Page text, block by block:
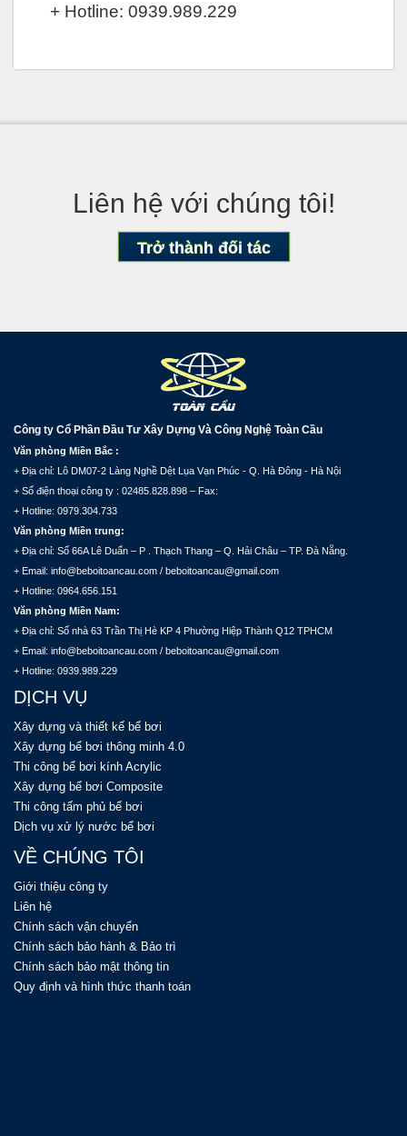
+ Hotline: 0939.989.229
Liên hệ với chúng tôi!
Trở thành đối tác
Công ty Cổ Phần Đầu Tư Xây Dựng Và Công Nghệ Toàn Cầu
Văn phòng Miền Bắc :
+ Địa chỉ: Lô DM07-2 Làng Nghề Dệt Lụa Vạn Phúc - Q. Hà Đông - Hà Nội
+ Số điện thoại công ty : 02485.828.898 – Fax:
+ Hotline: 0979.304.733
Văn phòng Miền trung:
+ Địa chỉ: Số 66A Lê Duẩn – P . Thạch Thang – Q. Hải Châu – TP. Đà Nẵng.
+ Email: info@beboitoancau.com / beboitoancau@gmail.com
+ Hotline: 0964.656.151
Văn phòng Miền Nam:
+ Địa chỉ: Số nhà 63 Trần Thị Hè KP 4 Phường Hiệp Thành Q12 TPHCM
+ Email: info@beboitoancau.com / beboitoancau@gmail.com
+ Hotline: 0939.989.229
DỊCH VỤ
Xây dựng và thiết kế bể bơi
Xây dựng bể bơi thông minh 4.0
Thi công bể bơi kính Acrylic
Xây dựng bể bơi Composite
Thi công tấm phủ bể bơi
Dịch vụ xử lý nước bể bơi
VỀ CHÚNG TÔI
Giới thiệu công ty
Liên hệ
Chính sách vận chuyển
Chính sách bảo hành & Bảo trì
Chính sách bảo mật thông tin
Quy định và hình thức thanh toán